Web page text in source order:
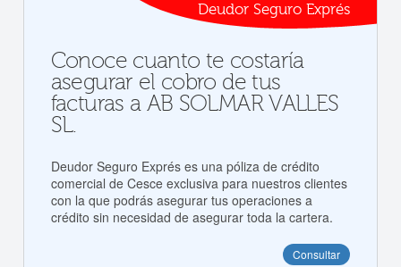
Deudor Seguro Exprés
Conoce cuanto te costaría
asegurar el cobro de tus
facturas a AB SOLMAR VALLES
SL.
Deudor Seguro Exprés es una póliza de crédito
comercial de Cesce exclusiva para nuestros clientes
con la que podrás asegurar tus operaciones a
crédito sin necesidad de asegurar toda la cartera.
Consultar